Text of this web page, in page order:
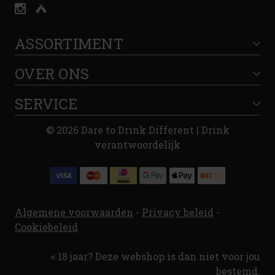
ASSORTIMENT
OVER ONS
SERVICE
© 2026 Dare to Drink Different | Drink
verantwoordelijk
Algemene voorwaarden - Privacy beleid -
Cookiebeleid
< 18 jaar? Deze webshop is dan niet voor jou
bestemd.